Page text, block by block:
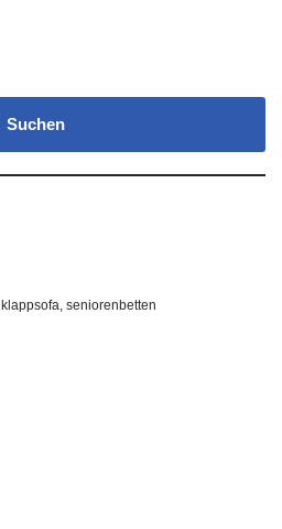
Suchen
klappsofa seniorenbetten